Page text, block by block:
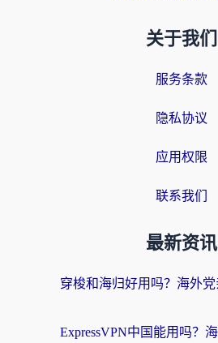
关于我们
服务条款
隐私协议
应用权限
联系我们
最新资讯